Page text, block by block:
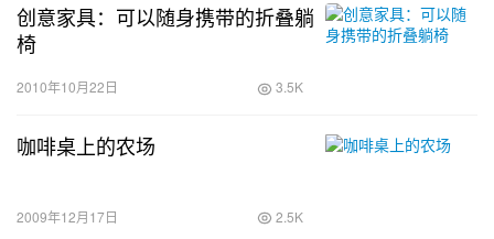
创意家具：可以随身携带的折叠躺
椅
2010年10月22日 3.5K
咖啡桌上的农场
2009年12月17日 2.5K